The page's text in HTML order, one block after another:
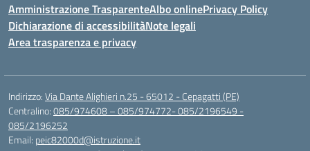
Amministrazione TrasparenteAlbo onlinePrivacy Policy
Dichiarazione di accessibilitàNote legali
Area trasparenza e privacy
Indirizzo:Via Dante Alighieri n.25 - 65012 - Cepagatti (PE)
Centralino:085/974608 – 085/974772- 085/2196549 -
085/2196252
Email: peic82000d@istruzione.it